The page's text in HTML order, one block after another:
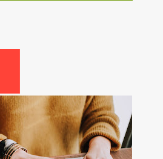
INTERNATIONAL
+